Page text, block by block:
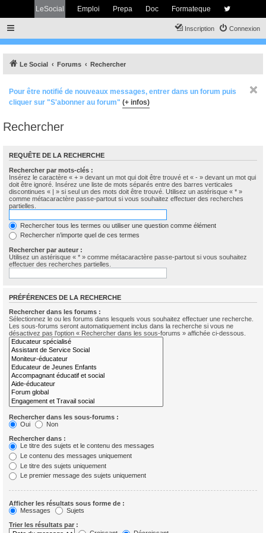
LeSocial Emploi Prepa Doc Formateque
Connexion
Inscription
Le Social Forums Rechercher
Pour être notifié de nouveaux messages, entrer dans un forum puis
cliquer sur "S'abonner au forum" (+ infos)
Rechercher
REQUÊTE DE LA RECHERCHE
Rechercher par mots-clés :
Insérez le caractère « + » devant un mot qui doit être trouvé et « - » devant un mot qui
doit être ignoré. Insérez une liste de mots séparés entre des barres verticales
discontinues « | » si seul un des mots doit être trouvé. Utilisez un astérisque « * »
comme métacaractère passe-partout si vous souhaitez effectuer des recherches
partielles.
Rechercher tous les termes ou utiliser une question comme élément
Rechercher n’importe quel de ces termes
Rechercher par auteur :
Utilisez un astérisque « * » comme métacaractère passe-partout si vous souhaitez
effectuer des recherches partielles.
PRÉFÉRENCES DE LA RECHERCHE
Rechercher dans les forums :
Sélectionnez le ou les forums dans lesquels vous souhaitez effectuer une recherche.
Les sous-forums seront automatiquement inclus dans la recherche si vous ne
désactivez pas l’option « Rechercher dans les sous-forums » affichée ci-dessous.
Rechercher dans les sous-forums :
Oui
Non
Rechercher dans :
Le titre des sujets et le contenu des messages
Le contenu des messages uniquement
Le titre des sujets uniquement
Le premier message des sujets uniquement
Afficher les résultats sous forme de :
Messages
Sujets
Trier les résultats par :